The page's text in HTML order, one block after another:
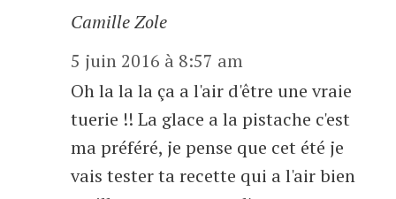
Camille Zole
5 juin 2016 à 8:57 am
Oh la la la ça a l'air d'être une vraie
tuerie !! La glace a la pistache c'est
ma préféré, je pense que cet été je
vais tester ta recette qui a l'air bien